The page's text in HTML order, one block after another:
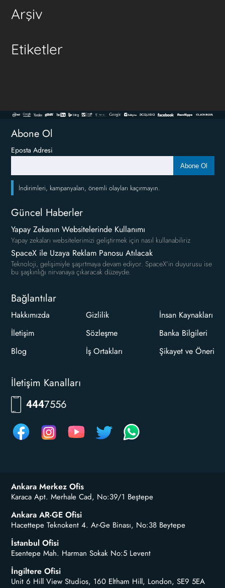
Arşiv
Etiketler
Abone Ol
Eposta Adresi
Abone Ol
İndirimleri, kampanyaları, önemli olayları kaçırmayın.
Güncel Haberler
Yapay Zekanın Websitelerinde Kullanımı
Yapay zekaları websitelerimizi geliştirmek için nasıl kullanabiliriz
SpaceX ile Uzaya Reklam Panosu Atılacak
Teknoloji, gelişimiyle şaşırtmaya devam ediyor. SpaceX'in duyurusu ise
bu şaşkınlığı nirvanaya çıkaracak düzeyde.
Bağlantılar
Hakkımızda
İletişim
Blog
Gizlilik
Sözleşme
İş Ortakları
İnsan Kaynakları
Banka Bilgileri
Şikayet ve Öneri
İletişim Kanalları
444RKLM
Ankara Merkez Ofis
Karaca Apt. Merhale Cad, No:39/1 Beştepe
Ankara AR-GE Ofisi
Hacettepe Teknokent 4. Ar-Ge Binası, No:38 Beytepe
İstanbul Ofisi
Esentepe Mah. Harman Sokak No:5 Levent
İngiltere Ofisi
Unit 6 Hill View Studios, 160 Eltham Hill, London, SE9 5EA